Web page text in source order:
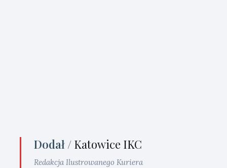
Dodał / Katowice IKC
Redakcja Ilustrowanego Kuriera